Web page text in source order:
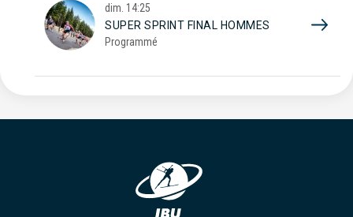
dim. 14:25
SUPER SPRINT FINAL HOMMES
Programmé